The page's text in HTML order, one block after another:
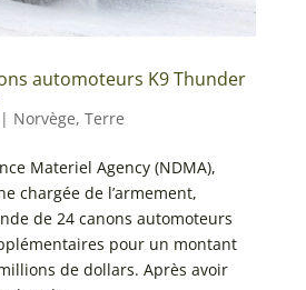
automoteurs K9 Thunder
Norvège, Terre
Materiel Agency (NDMA),
chargée de l’armement,
de 24 canons automoteurs
pour un montant
de dollars. Après avoir